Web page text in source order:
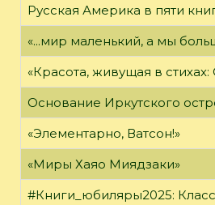
Русская Америка в пяти
«...мир маленький, а мы
«Красота, живущая в
Основание Иркутского
«Элементарно, Ватсон!»
«Миры Хаяо Миядзаки»
#Книги_юбиляры2025: